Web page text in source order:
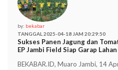
by: bekabar
TANGGAL 2025-04-18 JAM 20:29:50
Sukses Panen Jagung dan
EP Jambi Field Siap Garap
BEKABAR.ID, Muaro Jambi, 14